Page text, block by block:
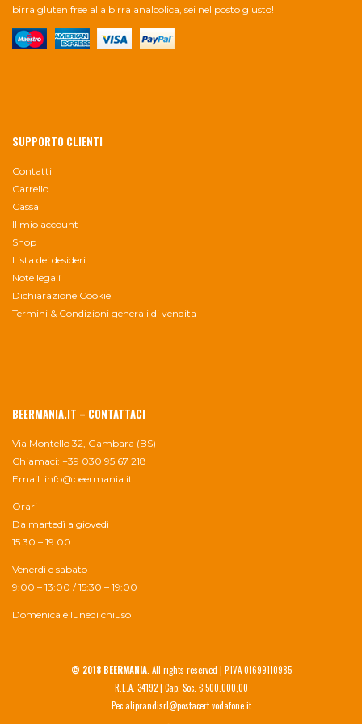
birra gluten free alla birra analcolica, sei nel posto giusto!
SUPPORTO CLIENTI
Contatti
Carrello
Cassa
Il mio account
Shop
Lista dei desideri
Note legali
Dichiarazione Cookie
Termini & Condizioni generali di vendita
BEERMANIA.IT – CONTATTACI
Via Montello 32, Gambara (BS)
Chiamaci: +39 030 95 67 218
Email: info@beermania.it
Orari
Da martedì a giovedì
15:30 – 19:00
Venerdì e sabato
9:00 – 13:00 / 15:30 – 19:00
Domenica e lunedì chiuso
© 2018 BEERMANIA. All rights reserved | P.IVA 01699110985
R.E.A. 34192 | Cap. Soc. € 500.000,00
Pec aliprandisrl@postacert.vodafone.it